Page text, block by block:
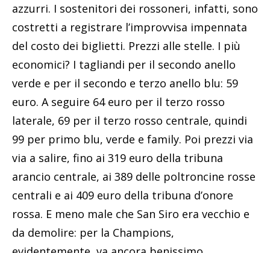
azzurri. I sostenitori dei rossoneri, infatti, sono
costretti a registrare l’improvvisa impennata
del costo dei biglietti. Prezzi alle stelle. I più
economici? I tagliandi per il secondo anello
verde e per il secondo e terzo anello blu: 59
euro. A seguire 64 euro per il terzo rosso
laterale, 69 per il terzo rosso centrale, quindi
99 per primo blu, verde e family. Poi prezzi via
via a salire, fino ai 319 euro della tribuna
arancio centrale, ai 389 delle poltroncine rosse
centrali e ai 409 euro della tribuna d’onore
rossa. E meno male che San Siro era vecchio e
da demolire: per la Champions,